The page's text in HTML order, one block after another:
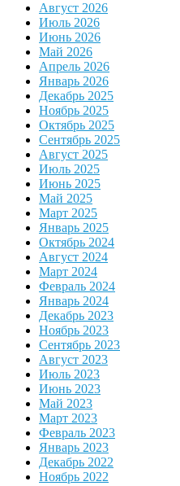
Август 2026
Июль 2026
Июнь 2026
Май 2026
Апрель 2026
Январь 2026
Декабрь 2025
Ноябрь 2025
Октябрь 2025
Сентябрь 2025
Август 2025
Июль 2025
Июнь 2025
Май 2025
Март 2025
Январь 2025
Октябрь 2024
Август 2024
Март 2024
Февраль 2024
Январь 2024
Декабрь 2023
Ноябрь 2023
Сентябрь 2023
Август 2023
Июль 2023
Июнь 2023
Май 2023
Март 2023
Февраль 2023
Январь 2023
Декабрь 2022
Ноябрь 2022